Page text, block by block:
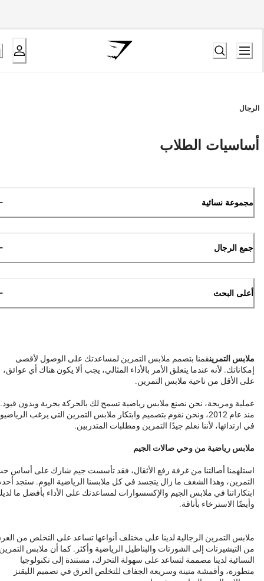
الرجال
أساسيات الطلاب
مجموعة نسائية
جمع الرجال
أعلى البحث
ملابس التمرينقمنا بتصمم ملابس التمرين لمساعدتك على الوصول لأقصى
إمكاناتك. لأنه عندما يتعلق الأمر بالأداء المثالي، يجب ألا يكون هناك أي عوائق،
على الأقل من ناحية ملابس التمرين.
عملية ومريحة، نحن نصنع ملابس رياضية تسمح لك بالحركة بحرية وبدون قيود.
منذ عام 2012، ونحن نقوم بتصميم وابتكار ملابس التمرين التي يرغب
في ارتدائها، لأننا نعلم جيدًا التمرين ومطلبات المتدربين.
ملابس رياضية من وحي صالات الجيم
استلهمنا أصالتنا من غرفة رفع الأثقال، فقد تأسست جيم شارك على أساس
التمرين، وهذا الشغف ما زال يتجسد في كل ملابسنا الرياضية اليوم. ستجد
ابتكاراتنا في ملابس الجيم والإكسسوارات لمساعدتك على الأداء بأفضل ما
وأيضًا الاسترخاء بأناقة.
ملابس التمرين الرجالية لدينا على مختلف أنواعها تساعد على التخلص من
من التيشيرتات إلى الشورتات والبناطيل الرياضية وأكثر. كما أن ملابس
النسائية لدينا مصممة لتساعد على سهولة التحرك، مستندة إلى تكنولوجيا
متطورة، وأقمشة متينة وسريعة الجفاف للتخلص العرق في تصميم الليقنز